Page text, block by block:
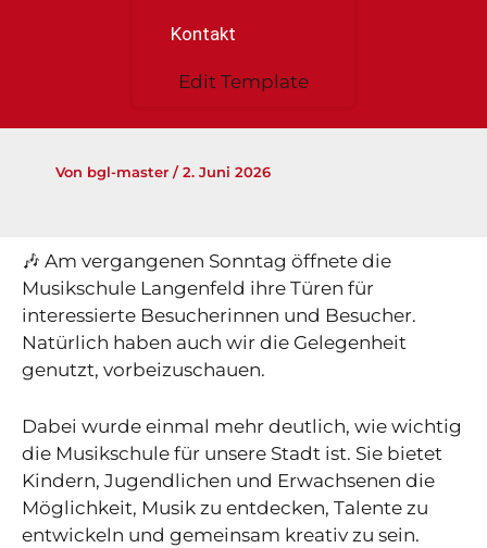
Kontakt
Edit Template
Von bgl-master /2. Juni 2026
🎶 Am vergangenen Sonntag öffnete die
Musikschule Langenfeld ihre Türen für
interessierte Besucherinnen und Besucher.
Natürlich haben auch wir die Gelegenheit
genutzt, vorbeizuschauen.
Dabei wurde einmal mehr deutlich, wie wichtig
die Musikschule für unsere Stadt ist. Sie bietet
Kindern, Jugendlichen und Erwachsenen die
Möglichkeit, Musik zu entdecken, Talente zu
entwickeln und gemeinsam kreativ zu sein.